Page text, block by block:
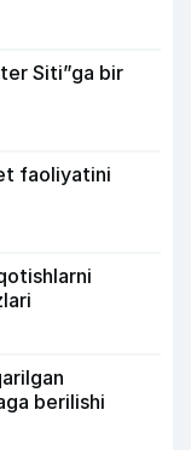
Siti”ga bir
faoliyatini
berilishi